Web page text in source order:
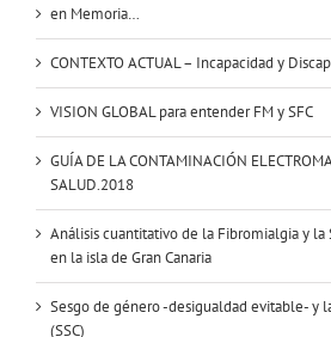
en Memoria…
CONTEXTO ACTUAL – Incapacidad y
VISION GLOBAL para entender FM y SFC
GUÍA DE LA CONTAMINACIÓN
SALUD.2018
Análisis cuantitativo de la Fibromialgia y la
en la isla de Gran Canaria
Sesgo de género -desigualdad evitable- y
(SSC)